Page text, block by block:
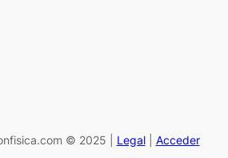
© 2025 | Legal| Acceder